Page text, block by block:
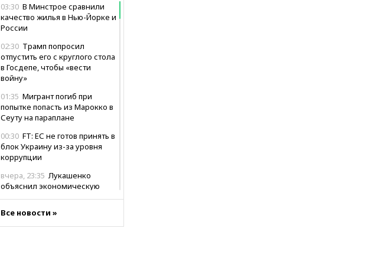
03:30 В Минстрое сравнили
качество жилья в Нью-Йорке и
России
02:30 Трамп попросил
отпустить его с круглого стола
в Госдепе, чтобы «вести
войну»
01:35 Мигрант погиб при
попытке попасть из Марокко в
Сеуту на параплане
00:30 FT: ЕС не готов принять в
блок Украину из-за уровня
коррупции
вчера, 23:35 Лукашенко
объяснил экономическую
вчера, 22:59На башню
Все новости »